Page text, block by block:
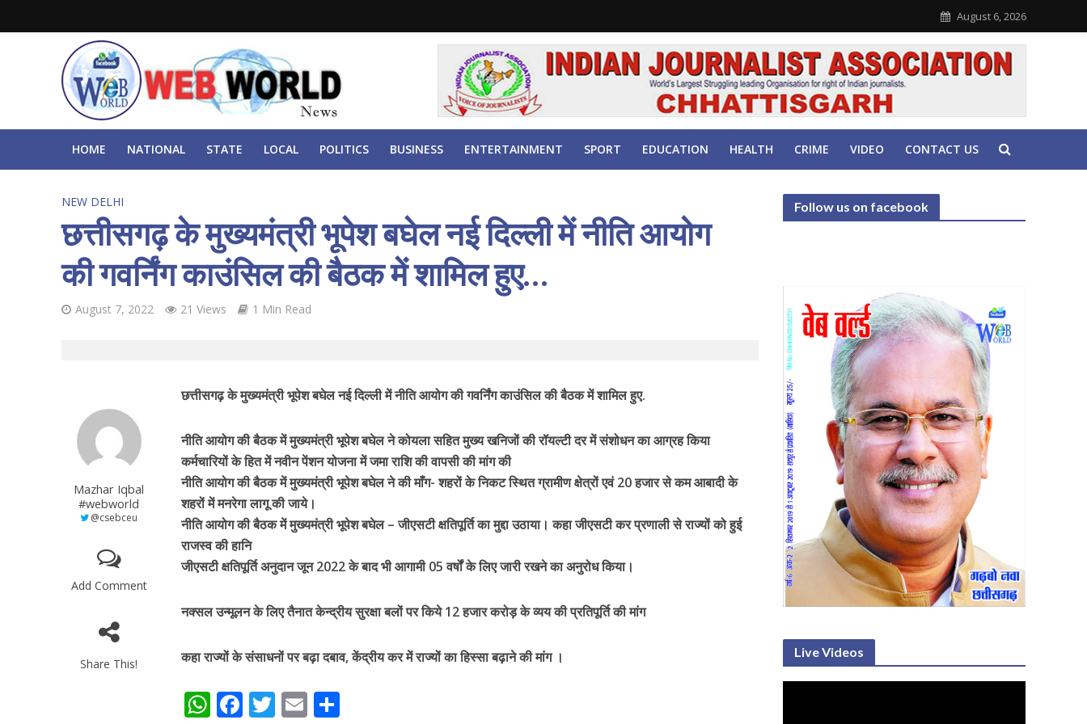
August 6, 2026
HOME NATIONAL STATE LOCAL POLITICS BUSINESS ENTERTAINMENT SPORT EDUCATION HEALTH CRIME VIDEO CONTACT US
NEW DELHI
छत्तीसगढ़ के मुख्यमंत्री भूपेश बघेल नई दिल्ली में नीति आयोग
की गवर्निंग काउंसिल की बैठक में शामिल हुए…
August 7, 2022 21 Views 1 Min Read
Mazhar Iqbal
#webworld
@csebceu
Add Comment
Share This!
छत्तीसगढ़ के मुख्यमंत्री भूपेश बघेल नई दिल्ली में नीति आयोग की गवर्निंग काउंसिल की बैठक में शामिल हुए.
नीति आयोग की बैठक में मुख्यमंत्री भूपेश बघेल ने कोयला सहित मुख्य खनिजों की रॉयल्टी दर में संशोधन का आग्रह किया
कर्मचारियों के हित में नवीन पेंशन योजना में जमा राशि की वापसी की मांग की
नीति आयोग की बैठक में मुख्यमंत्री भूपेश बघेल ने की माँग- शहरों के निकट स्थित ग्रामीण क्षेत्रों एवं 20 हजार से कम आबादी के
शहरों में मनरेगा लागू की जाये।
नीति आयोग की बैठक में मुख्यमंत्री भूपेश बघेल – जीएसटी क्षतिपूर्ति का मुद्दा उठाया। कहा जीएसटी कर प्रणाली से राज्यों को हुई
राजस्व की हानि
जीएसटी क्षतिपूर्ति अनुदान जून 2022 के बाद भी आगामी 05 वर्षों के लिए जारी रखने का अनुरोध किया।
नक्सल उन्मूलन के लिए तैनात केन्द्रीय सुरक्षा बलों पर किये 12 हजार करोड़ के व्यय की प्रतिपूर्ति की मांग
कहा राज्यों के संसाधनों पर बढ़ा दबाव, केंद्रीय कर में राज्यों का हिस्सा बढ़ाने की मांग ।
W F T E
Follow us on facebook
Live Videos